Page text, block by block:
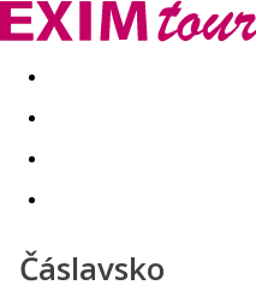
Akční nabídky Last minute
Čáslavsko